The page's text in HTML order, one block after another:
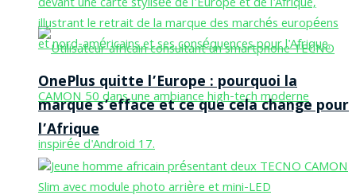
OnePlus quitte l’Europe : pourquoi la
marque s’efface et ce que cela change pour
l’Afrique